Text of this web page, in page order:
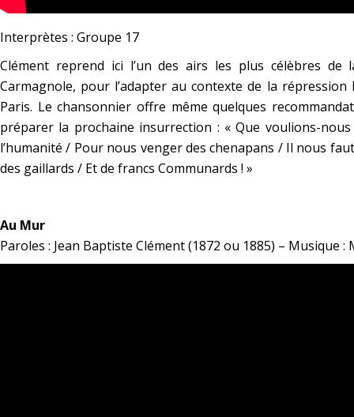
Interprètes : Groupe 17
Clément reprend ici l’un des airs les plus célèbres de
Carmagnole, pour l’adapter au contexte de la
Paris. Le chansonnier offre même quelques
préparer la prochaine insurrection : « Que voulions-
l’humanité / Pour nous venger des chenapans / Il nous
des gaillards / Et de francs Communards ! »
Au Mur
Paroles : Jean Baptiste Clément (1872 ou 1885) – Musique :